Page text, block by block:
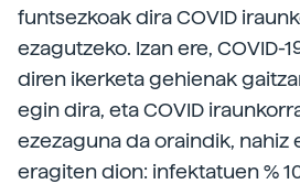
funtsezkoak dira COVID
ezagutzeko. Izan ere, COVID-
diren ikerketa gehienak
egin dira, eta COVID
ezezaguna da oraindik, nahiz
eragiten dion: infektatuen %